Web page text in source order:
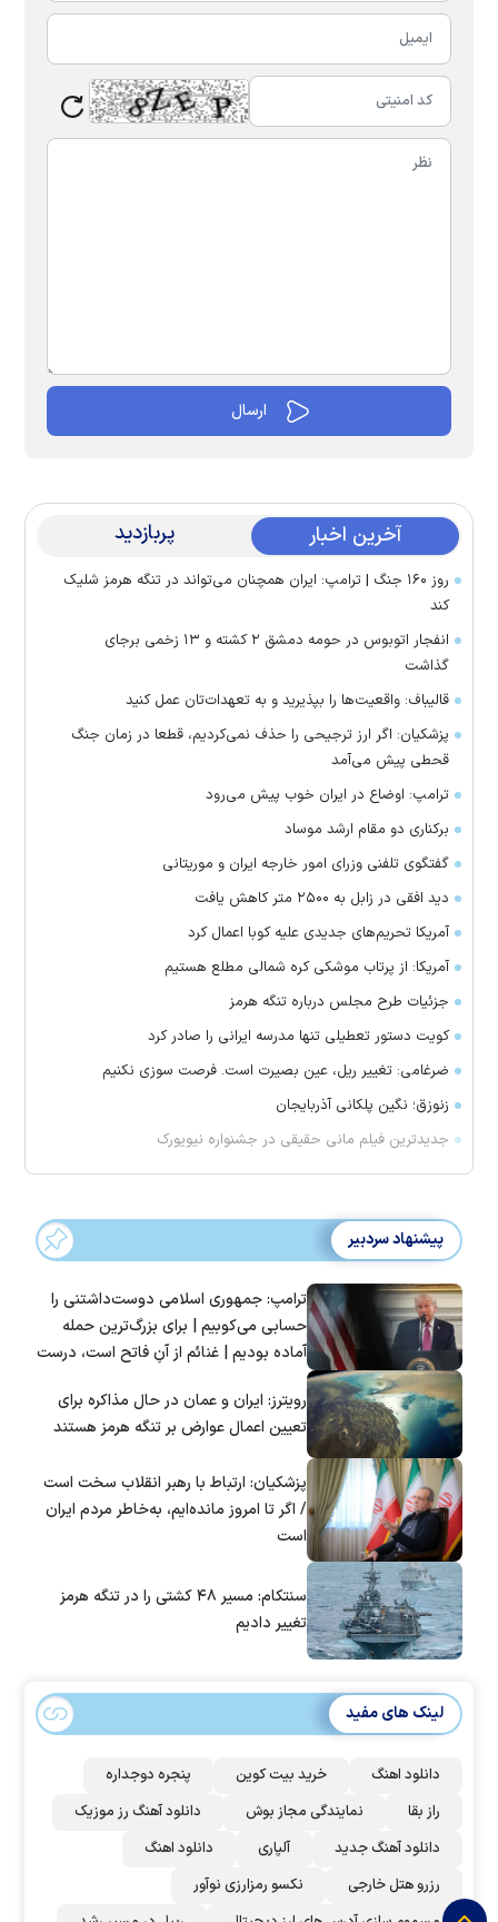
آخرین اخبار پربازدید
روز ۱۶۰ جنگ | ترامپ: ایران همچنان می‌تواند در تنگه هرمز شلیک
کند
انفجار اتوبوس در حومه دمشق ۲ کشته و ۱۳ زخمی برجای
گذاشت
قالیباف: واقعیت‌ها را بپذیرید و به تعهدات‌تان عمل کنید
پزشکیان: اگر ارز ترجیحی را حذف نمی‌کردیم، قطعا در زمان جنگ
قحطی پیش می‌آمد
ترامپ: اوضاع در ایران خوب پیش می‌رود
برکناری دو مقام ارشد موساد
گفتگوی تلفنی وزرای امور خارجه ایران و موریتانی
دید افقی در زابل به ۲۵۰۰ متر کاهش یافت
آمریکا تحریم‌های جدیدی علیه کوبا اعمال کرد
آمریکا: از پرتاب موشکی کره شمالی مطلع هستیم
جزئیات طرح مجلس درباره تنگه هرمز
کویت دستور تعطیلی تنها مدرسه ایرانی را صادر کرد
ضرغامی: تغییر ریل، عین بصیرت است. فرصت سوزی نکنیم
زنوزق؛ نگین پلکانی آذربایجان
جدیدترین فیلم مانی حقیقی در جشنواره نیویورک
پیشنهاد سردبیر
ترامپ: جمهوری اسلامی دوست‌داشتنی را
حسابی می‌کوبیم | برای بزرگ‌ترین حمله
آماده بودیم | غنائم از آنِ فاتح است، درست
رویترز: ایران و عمان در حال مذاکره برای
تعیین اعمال عوارض بر تنگه هرمز هستند
پزشکیان: ارتباط با رهبر انقلاب سخت است
/ اگر تا امروز مانده‌ایم، به‌خاطر مردم ایران
است
سنتکام: مسیر ۴۸ کشتی را در تنگه هرمز
تغییر دادیم
لینک های مفید
دانلود اهنگ خرید بیت کوین
پنجره دوجداره
راز بقا
نمایندگی مجاز بوش
دانلود آهنگ رز‌ موزیک
دانلود آهنگ جدید
آلپاری
دانلود اهنگ
رزرو هتل خارجی
نکسو رمزارزی نوآور